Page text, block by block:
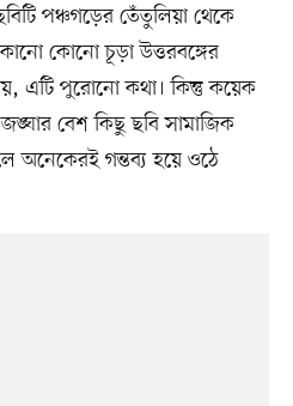
পঞ্চগড়ের তেঁতুলিয়া থেকে
কোনো চূড়া উত্তরবঙ্গের
এটি পুরোনো কথা। কিন্তু কয়েক
বেশ কিছু ছবি সামাজিক
অনেকেরই গন্তব্য হয়ে ওঠে